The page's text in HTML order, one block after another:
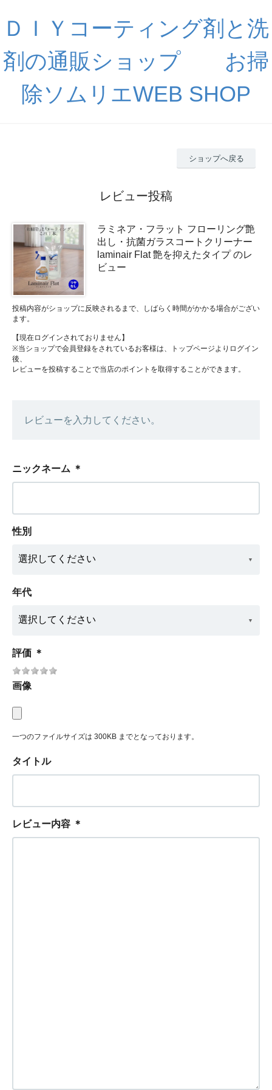
ＤＩＹコーティング剤と洗
剤の通販ショップ お掃
除ソムリエWEB SHOP
ショップへ戻る
レビュー投稿
ラミネア・フラット フローリング艶
出し・抗菌ガラスコートクリーナー
laminair Flat 艶を抑えたタイプ のレ
ビュー
投稿内容がショップに反映されるまで、しばらく時間がかかる場合がござい
ます。
【現在ログインされておりません】
※当ショップで会員登録をされているお客様は、トップページよりログイン
後、
レビューを投稿することで当店のポイントを取得することができます。
レビューを入力してください。
ニックネーム ＊
性別
年代
評価 ＊
画像
一つのファイルサイズは 300KB までとなっております。
タイトル
レビュー内容 ＊